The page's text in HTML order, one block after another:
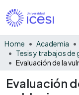
Home Academia
Tesis y trabajos de
Evaluación